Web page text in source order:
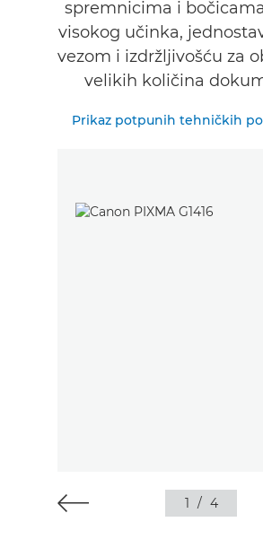
spremnicima i
visokog učinka,
vezom i izdržljivošću za
velikih količina
Prikaz potpunih tehničkih
1 / 4